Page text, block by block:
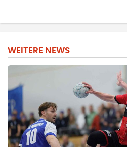
WEITERE NEWS